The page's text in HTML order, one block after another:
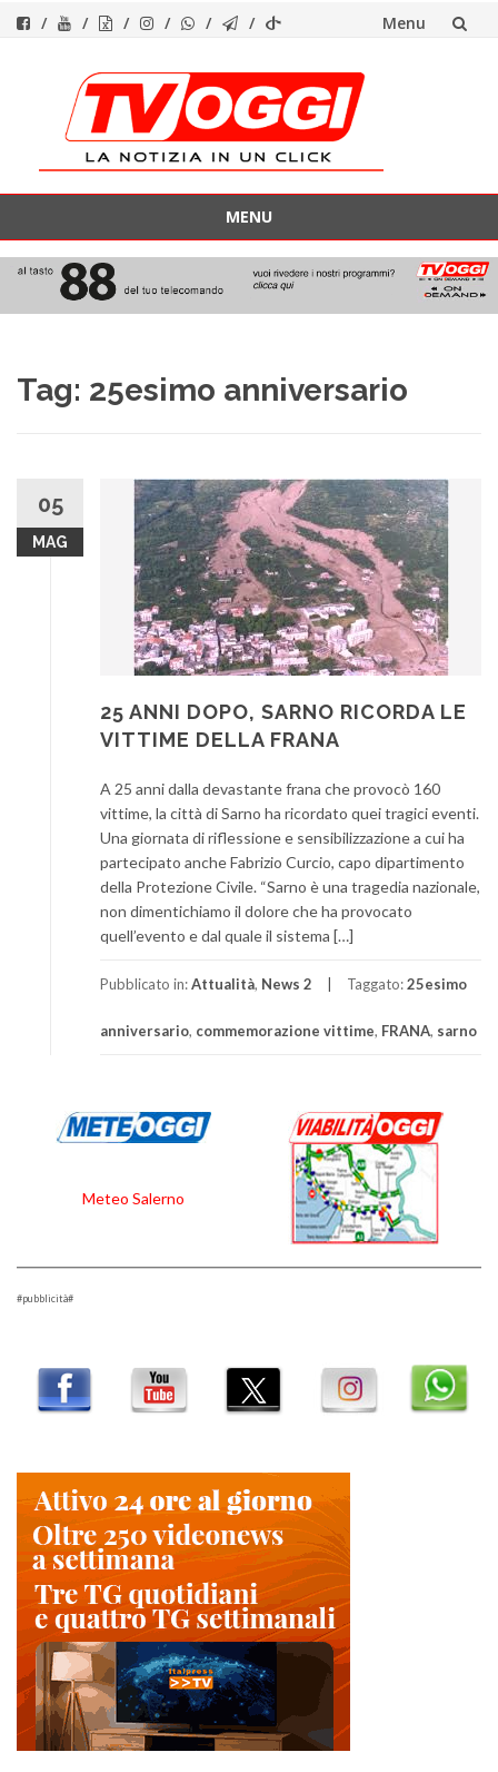
Menu
contenuto
MENU
contenuto
Tag: 25esimo anniversario
05
MAG
25 ANNI DOPO, SARNO RICORDA LE
VITTIME DELLA FRANA
A 25 anni dalla devastante frana che provocò 160
vittime, la città di Sarno ha ricordato quei tragici eventi.
Una giornata di riflessione e sensibilizzazione a cui ha
partecipato anche Fabrizio Curcio, capo dipartimento
della Protezione Civile. “Sarno è una tragedia nazionale,
non dimentichiamo il dolore che ha provocato
quell’evento e dal quale il sistema […]
Pubblicato in:Attualità, News 2 Taggato:25esimo
anniversario, commemorazione vittime, FRANA, sarno
Meteo Salerno
#pubblicità#